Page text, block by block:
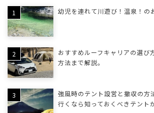
幼児を連れて川遊び！温泉！の
おすすめルーフキャリアの選び
方法まで解説。
強風時のテント設営と撤収の方
行くなら知っておくべきテント